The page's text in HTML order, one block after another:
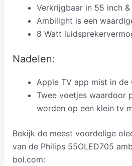
Verkrijgbaar in 55 inch
Ambilight is een
8 Watt
Nadelen:
Apple TV app mist in de
Twee voetjes waardoor
worden op een klein tv
Bekijk de meest voordelige
van de Philips 55OLED705
bol.com: